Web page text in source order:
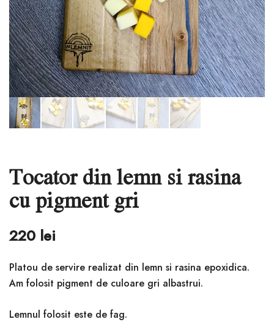
Tocator din lemn si rasina
cu pigment gri
220 lei
Platou de servire realizat din lemn si rasina epoxidica.
Am folosit pigment de culoare gri albastrui.
Lemnul folosit este de fag.